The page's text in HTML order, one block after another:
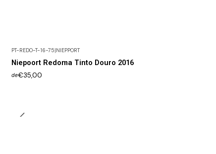
PT-REDO-T-16-75 NIEPPORT
Niepoort Redoma Tinto Douro 2016
de€35,00